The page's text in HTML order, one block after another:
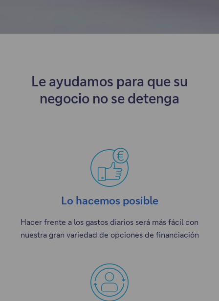
Le ayudamos para que su
negocio no se detenga
Lo hacemos posible
Hacer frente a los gastos diarios será más fácil con
nuestra gran variedad de opciones de financiación